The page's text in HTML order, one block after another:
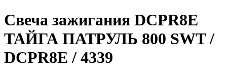
Свеча зажигания DCPR8E
ТАЙГА ПАТРУЛЬ 800 SWT /
DCPR8E / 4339